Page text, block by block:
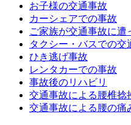
お子様の交通事故
カーシェアでの事故
ご家族が交通事故に遭
タクシー・バスでの交
ひき逃げ事故
レンタカーでの事故
事故後のリハビリ
交通事故による腰椎捻
交通事故による腰の痛